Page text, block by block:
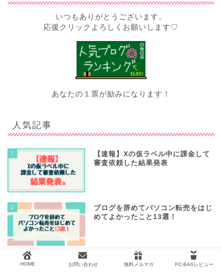
いつもありがとうございます。
応援クリックよろしくお願いします♡
あなたの１票が励みになります！
人気記事
1
【速報】Xの仮ラベル中に課金して
審査依頼した結果発表
2
ブログを辞めてパソコン転売をはじ
めてよかったこと13選！
メルカリ転売で古物商許可証をとる
HOME お問い合わせ 無料メルマガ PC-BASレビュー